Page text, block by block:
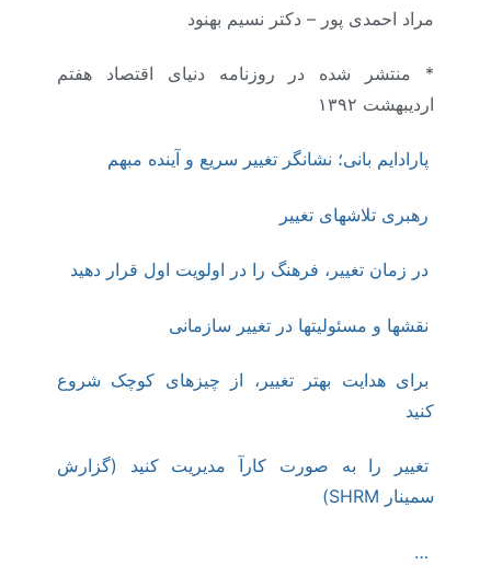
مراد احمدی پور – دکتر نسیم بهنود
* منتشر شده در روزنامه دنیای اقتصاد هفتم
اردیبهشت ۱۳۹۲
پارادایم بانی؛ نشانگر تغییر سریع و آینده مبهم
رهبری تلاشهای تغییر
در زمان تغییر، فرهنگ را در اولویت اول قرار دهید
نقشها و مسئولیتها در تغییر سازمانی
برای هدایت بهتر تغییر، از چیزهای کوچک شروع
کنید
تغییر را به صورت کارآ مدیریت کنید (گزارش
سمینار SHRM)
…